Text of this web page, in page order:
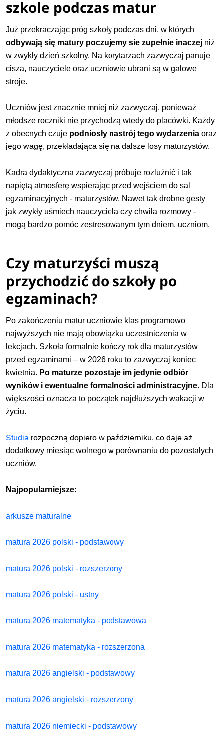
szkole podczas matur
Już przekraczając próg szkoły podczas dni, w których
odbywają się matury poczujemy sie zupełnie inaczej niż
w zwykły dzień szkolny. Na korytarzach zazwyczaj panuje
cisza, nauczyciele oraz uczniowie ubrani są w galowe
stroje.
Uczniów jest znacznie mniej niż zazwyczaj, ponieważ
młodsze roczniki nie przychodzą wtedy do placówki. Każdy
z obecnych czuje podniosły nastrój tego wydarzenia oraz
jego wagę, przekładająca się na dalsze losy maturzystów.
Kadra dydaktyczna zazwyczaj próbuje rozluźnić i tak
napiętą atmosferę wspierając przed wejściem do sal
egzaminacyjnych - maturzystów. Nawet tak drobne gesty
jak zwykły uśmiech nauczyciela czy chwila rozmowy -
mogą bardzo pomóc zestresowanym tym dniem, uczniom.
Czy maturzyści muszą
przychodzić do szkoły po
egzaminach?
Po zakończeniu matur uczniowie klas programowo
najwyższych nie mają obowiązku uczestniczenia w
lekcjach. Szkoła formalnie kończy rok dla maturzystów
przed egzaminami – w 2026 roku to zazwyczaj koniec
kwietnia. Po maturze pozostaje im jedynie odbiór
wyników i ewentualne formalności administracyjne. Dla
większości oznacza to początek najdłuższych wakacji w
życiu.
Studia rozpoczną dopiero w październiku, co daje aż
dodatkowy miesiąc wolnego w porównaniu do pozostałych
uczniów.
Najpopularniejsze:
arkusze maturalne
matura 2026 polski - podstawowy
matura 2026 polski - rozszerzony
matura 2026 polski - ustny
matura 2026 matematyka - podstawowa
matura 2026 matematyka - rozszerzona
matura 2026 angielski - podstawowy
matura 2026 angielski - rozszerzony
matura 2026 niemiecki - podstawowy